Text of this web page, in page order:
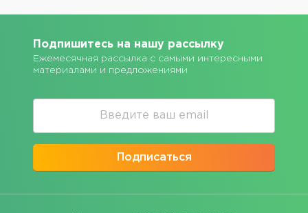
Подпишитесь на нашу рассылку
Ежемесячная рассылка с самыми интересными
материалами и предложениями
Подписаться